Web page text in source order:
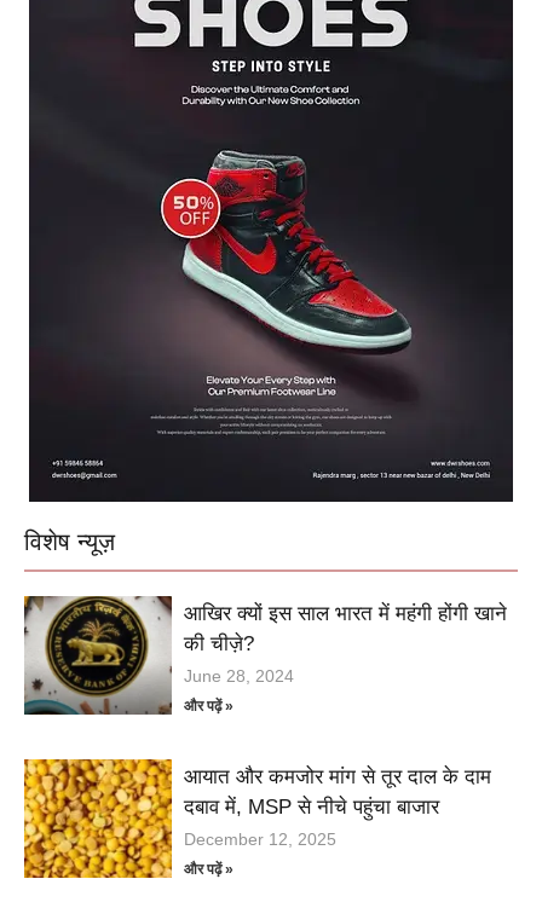
विशेष न्यूज़
आखिर क्यों इस साल भारत में महंगी होंगी खाने
की चीज़े?
June 28, 2024
और पढ़ें »
आयात और कमजोर मांग से तूर दाल के दाम
दबाव में, MSP से नीचे पहुंचा बाजार
December 12, 2025
और पढ़ें »